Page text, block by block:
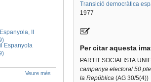
Transició democràtica
1977
Per citar aquesta
PARTIT SOCIALISTA
campanya electoral 50
la República(AG 30/5(4))
II
Espanyola
Veure més